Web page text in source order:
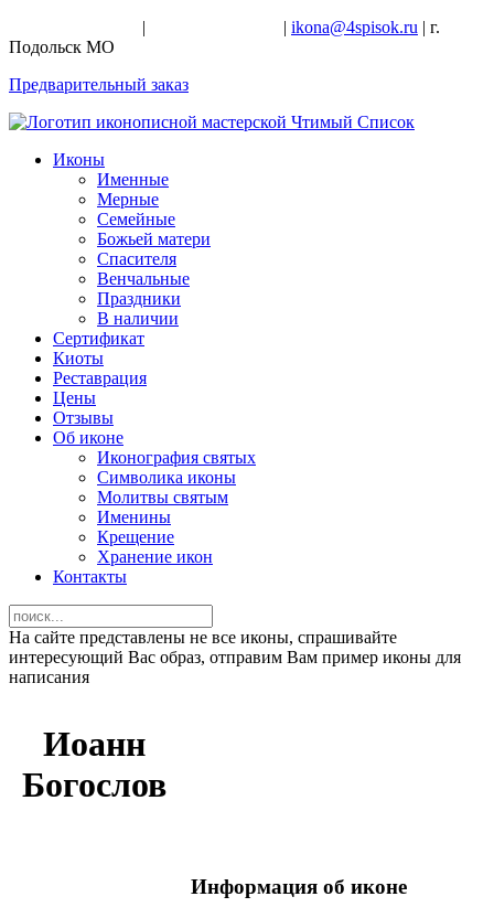
| | ikona@4spisok.ru | г.
Подольск МО
Предварительный заказ
Иконы
Именные
Мерные
Семейные
Божьей матери
Спасителя
Венчальные
Праздники
В наличии
Сертификат
Киоты
Реставрация
Цены
Отзывы
Об иконе
Иконография святых
Символика иконы
Молитвы святым
Именины
Крещение
Хранение икон
Контакты
На сайте представлены не все иконы, спрашивайте
интересующий Вас образ, отправим Вам пример иконы для
написания
Иоанн
Богослов
Информация об иконе